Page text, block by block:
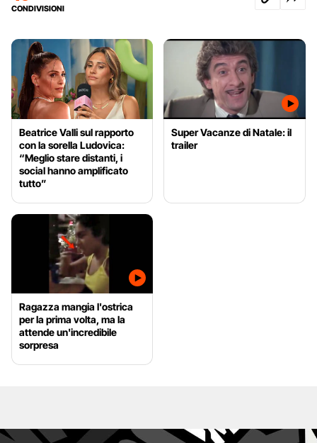
CONDIVISIONI
Beatrice Valli sul rapporto
con la sorella Ludovica:
“Meglio stare distanti, i
social hanno amplificato
tutto”
Super Vacanze di Natale: il
trailer
Ragazza mangia l'ostrica
per la prima volta, ma la
attende un'incredibile
sorpresa